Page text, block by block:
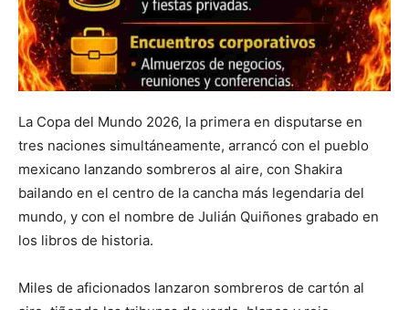
La Copa del Mundo 2026, la primera en disputarse en
tres naciones simultáneamente, arrancó con el pueblo
mexicano lanzando sombreros al aire, con Shakira
bailando en el centro de la cancha más legendaria del
mundo, y con el nombre de Julián Quiñones grabado en
los libros de historia.
Miles de aficionados lanzaron sombreros de cartón al